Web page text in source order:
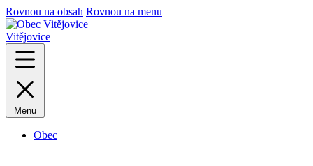
Rovnou na obsah Rovnou na menu
Vitějovice
Menu
Obec